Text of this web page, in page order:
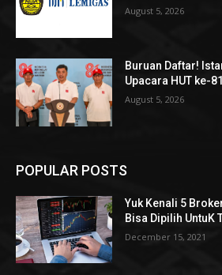
August 5, 2026
Buruan Daftar!
Upacara HUT ke-
August 5, 2026
POPULAR POSTS
Yuk Kenali 5
Bisa Dipilih UntuK
December 15, 2021